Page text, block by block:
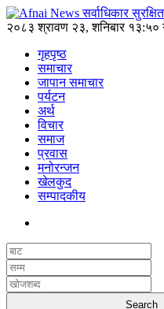
२०८३ श्रावण २३, शनिबार १३:५०
गृहपृष्ठ
समाचार
जापान समाचार
पर्यटन
अर्थ
विचार
समाज
प्रवास
मनोरन्जन
खेलकुद
सम्पादकीय